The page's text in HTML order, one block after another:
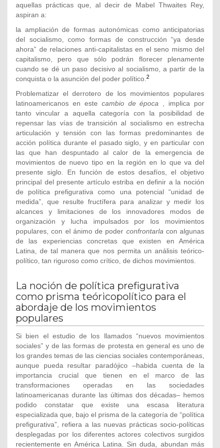
aquellas prácticas que, al decir de Mabel Thwaites Rey,
aspiran a:
la ampliación de formas autonómicas como anticipatorias
del socialismo, como formas de construcción “ya desde
ahora” de relaciones anti-capitalistas en el seno mismo del
capitalismo, pero que sólo podrán florecer plenamente
cuando se dé un paso decisivo al socialismo, a partir de la
conquista o la asunción del poder político.2
Problematizar el derrotero de los movimientos populares
latinoamericanos en este cambio de época , implica por
tanto vincular a aquella categoría con la posibilidad de
repensar las vías de transición al socialismo en estrecha
articulación y tensión con las formas predominantes de
acción política durante el pasado siglo, y en particular con
las que han despuntado al calor de la emergencia de
movimientos de nuevo tipo en la región en lo que va del
presente siglo. En función de estos desafíos, el objetivo
principal del presente artículo estriba en definir a la noción
de política prefigurativa como una potencial “unidad de
medida”, que resulte fructífera para analizar y medir los
alcances y limitaciones de los innovadores modos de
organización y lucha impulsados por los movimientos
populares, con el ánimo de poder confrontarlacon algunas
de las experiencias concretas que existen en América
Latina, de tal manera que nos permita un análisis teórico-
político, tan riguroso como crítico, de dichos movimientos.
La noción de política prefigurativa
como prisma teóricopolítico para el
abordaje de los movimientos
populares
Si bien el estudio de los llamados “nuevos movimientos
sociales” y de las formas de protesta en general es uno de
los grandes temas de las ciencias sociales contemporáneas,
aunque pueda resultar paradójico –habida cuenta de la
importancia crucial que tienen en el marco de las
transformaciones operadas en las sociedades
latinoamericanas durante las últimas dos décadas– hemos
podido constatar que existe una escasa literatura
especializada que, bajo el prisma de la categoría de “política
prefigurativa”, refiera a las nuevas prácticas socio-políticas
desplegadas por los diferentes actores colectivos surgidos
recientemente en América Latina. Sin duda, abundan más